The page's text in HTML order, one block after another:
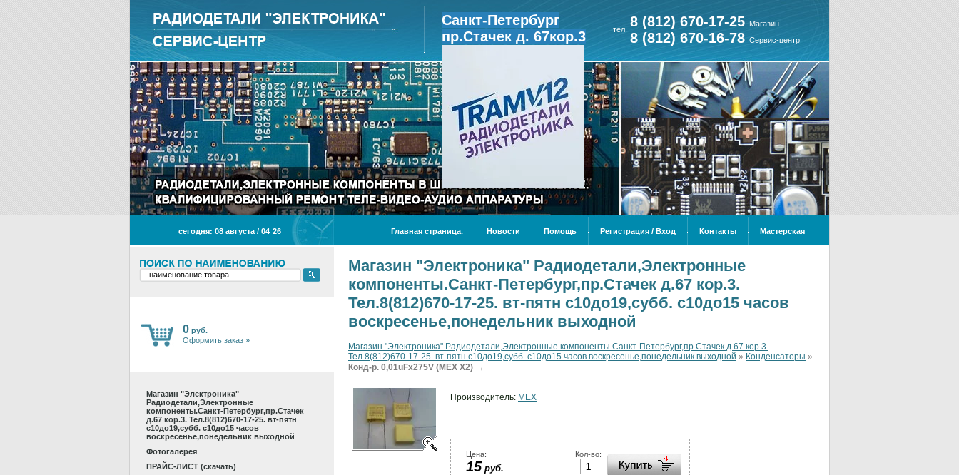
Санкт-Петербург
пр.Стачек д. 67кор.3
тел. 8 (812) 670-17-25 Магазин
8 (812) 670-16-78 Сервис-центр
сегодня: 08 августа / 04 26 Главная страница. Новости Помощь Регистрация / Вход Контакты Мастерская
0 руб.
Оформить заказ »
Магазин "Электроника"
Радиодетали,Электронные
компоненты.Санкт-Петербург,пр.Стачек
д.67 кор.3. Тел.8(812)670-17-25. вт-пятн
с10до19,субб. с10до15 часов
воскресенье,понедельник выходной
Фотогалерея
ПРАЙС-ЛИСТ (скачать)
Магазин "Электроника" Радиодетали,Электронные
компоненты.Санкт-Петербург,пр.Стачек д.67 кор.3.
Тел.8(812)670-17-25. вт-пятн с10до19,субб. с10до15 часов
воскресенье,понедельник выходной
Магазин "Электроника" Радиодетали,Электронные компоненты.Санкт-Петербург,пр.Стачек д.67 кор.3.
Тел.8(812)670-17-25. вт-пятн с10до19,субб. с10до15 часов воскресенье,понедельник выходной » Конденсаторы »
Конд-р. 0,01uFx275V (MEX X2) →
Производитель: MEX
Кол-во:
Цена:
15 руб.